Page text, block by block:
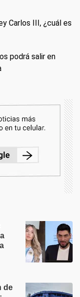
Carlos III, ¿cuál es
podrá salir en
de